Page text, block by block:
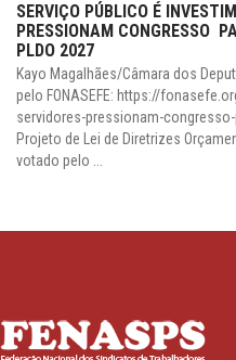
SERVIÇO PÚBLICO É
PRESSIONAM CONGRESSO
PLDO 2027
Kayo Magalhães/Câmara dos
pelo FONASEFE: https://
servidores-pressionam-
Projeto de Lei de Diretrizes
votado pelo ...